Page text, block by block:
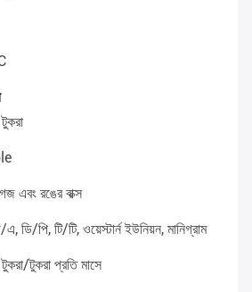
এবং রঙের বাক্স
ডি/পি, টি/টি, ওয়েস্টার্ন ইউনিয়ন, মানিগ্রাম
টুকরা প্রতি মাসে